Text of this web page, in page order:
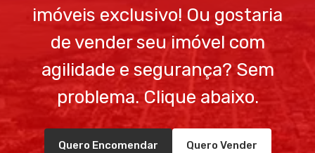
imóveis exclusivo! Ou gostaria
de vender seu imóvel com
agilidade e segurança? Sem
problema. Clique abaixo.
Quero Encomendar Quero Vender